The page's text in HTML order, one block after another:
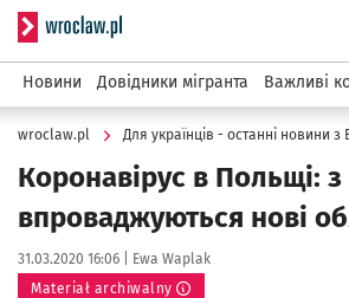
Serwis informacyjny
Новини Довідники мігранта Важливі
wroclaw.pl Для українців - останні новини з
Коронавірус в Польщі: з
впроваджуються нові
Data publikacji:
31.03.2020 16:06 | Autor:
Ewa Waplak
Materiał archiwalny